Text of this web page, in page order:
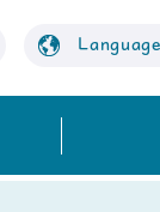
Language